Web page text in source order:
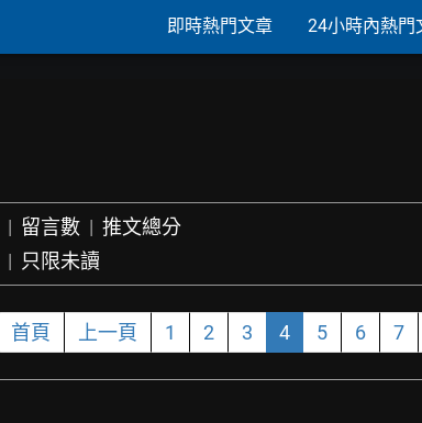
即時熱門文章 24小時內熱門
| 留言數 | 推文總分
| 只限未讀
首頁 上一頁 1 2 3 4 5 6 7